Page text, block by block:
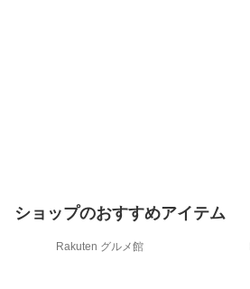
ショップのおすすめアイテム
Rakuten グルメ館